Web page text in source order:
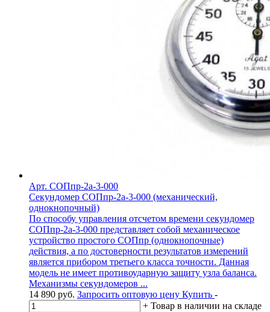
Арт. СОПпр-2а-3-000
Секундомер СОПпр-2а-3-000 (механический,
однокнопочный)
По способу управления отсчетом времени секундомер
СОПпр-2а-3-000 представляет собой механическое
устройство простого СОПпр (однокнопочные)
действия, а по достоверности результатов измерений
является прибором третьего класса точности. Данная
модель не имеет противоударную защиту узла баланса.
Механизмы секундомеров ...
14 890 руб. Запросить оптовую цену Купить -
+ Товар в наличии на складе